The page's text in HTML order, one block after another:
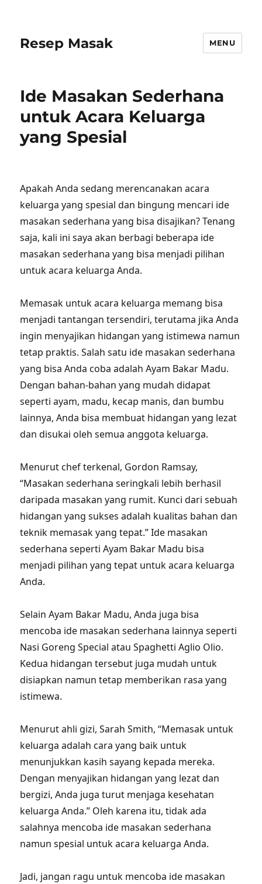
Resep Masak MENU
Ide Masakan Sederhana
untuk Acara Keluarga
yang Spesial
Apakah Anda sedang merencanakan acara
keluarga yang spesial dan bingung mencari ide
masakan sederhana yang bisa disajikan? Tenang
saja, kali ini saya akan berbagi beberapa ide
masakan sederhana yang bisa menjadi pilihan
untuk acara keluarga Anda.
Memasak untuk acara keluarga memang bisa
menjadi tantangan tersendiri, terutama jika Anda
ingin menyajikan hidangan yang istimewa namun
tetap praktis. Salah satu ide masakan sederhana
yang bisa Anda coba adalah Ayam Bakar Madu.
Dengan bahan-bahan yang mudah didapat
seperti ayam, madu, kecap manis, dan bumbu
lainnya, Anda bisa membuat hidangan yang lezat
dan disukai oleh semua anggota keluarga.
Menurut chef terkenal, Gordon Ramsay,
“Masakan sederhana seringkali lebih berhasil
daripada masakan yang rumit. Kunci dari sebuah
hidangan yang sukses adalah kualitas bahan dan
teknik memasak yang tepat.” Ide masakan
sederhana seperti Ayam Bakar Madu bisa
menjadi pilihan yang tepat untuk acara keluarga
Anda.
Selain Ayam Bakar Madu, Anda juga bisa
mencoba ide masakan sederhana lainnya seperti
Nasi Goreng Special atau Spaghetti Aglio Olio.
Kedua hidangan tersebut juga mudah untuk
disiapkan namun tetap memberikan rasa yang
istimewa.
Menurut ahli gizi, Sarah Smith, “Memasak untuk
keluarga adalah cara yang baik untuk
menunjukkan kasih sayang kepada mereka.
Dengan menyajikan hidangan yang lezat dan
bergizi, Anda juga turut menjaga kesehatan
keluarga Anda.” Oleh karena itu, tidak ada
salahnya mencoba ide masakan sederhana
namun spesial untuk acara keluarga Anda.
Jadi, jangan ragu untuk mencoba ide masakan